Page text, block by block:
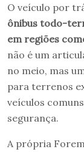
O veículo por
ônibus todo-
em regiões
não é um
no meio, mas
para terrenos
veículos
segurança.
A própria